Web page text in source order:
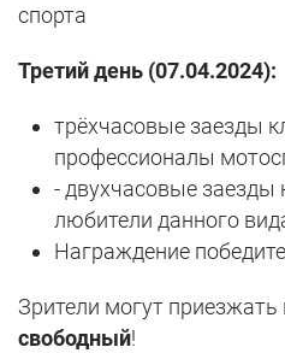
спорта
Третий день (07.04.2024):
трёхчасовые заезды
профессионалы
- двухчасовые заезды
любители данного
Награждение
Зрители могут
свободный!